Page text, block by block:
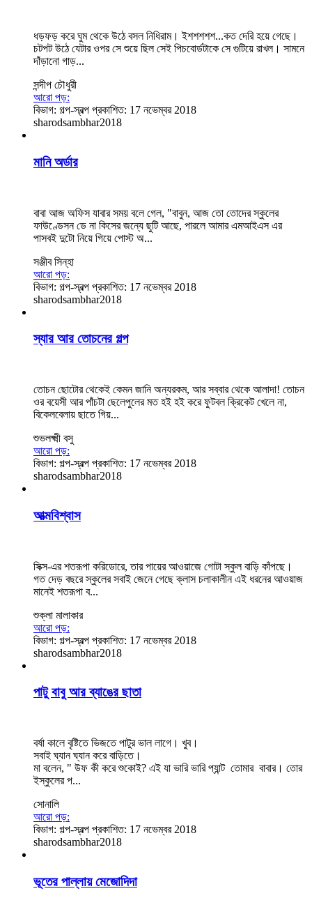
ধড়ফড় করে ঘুম থেকে উঠে বসল নিধিরাম। ইশশশশশ...কত দেরি হয়ে গেছে।
চটপট উঠে যেটার ওপর সে শুয়ে ছিল সেই পিচবোর্ডটাকে সে গুটিয়ে রাখল। সামনে
দাঁড়ানো গাড়...
সন্দীপ চৌধুরী
আরো পড়:
বিভাগ: গল্প-স্বল্প প্রকাশিত: 17 নভেম্বর 2018
sharodsambhar2018
মানি অর্ডার
বাবা আজ অফিস যাবার সময় বলে গেল, "বাবুন, আজ তো তোদের স্কুলের
ফাউণ্ডেসন ডে না কিসের জন্যে ছুটি আছে, পারলে আমার এমআইএস এর
পাসবই দুটো নিয়ে গিয়ে পোস্ট অ...
সঞ্জীব সিন্‌হা
আরো পড়:
বিভাগ: গল্প-স্বল্প প্রকাশিত: 17 নভেম্বর 2018
sharodsambhar2018
স্যার আর তোচনের গল্প
তোচন ছোটোর থেকেই কেমন জানি অন্যরকম, আর সব্বার থেকে আলাদা! তোচন
ওর বয়েসী আর পাঁচটা ছেলেপুলের মত হই হই করে ফুটবল ক্রিকেট খেলে না,
বিকেলবেলায় ছাতে গিয়...
শুভলক্ষ্মী বসু
আরো পড়:
বিভাগ: গল্প-স্বল্প প্রকাশিত: 17 নভেম্বর 2018
sharodsambhar2018
আত্মবিশ্বাস
সিক্স-এর শতরূপা করিডোরে, তার পায়ের আওয়াজে গোটা স্কুল বাড়ি কাঁপছে।
গত দেড় বছরে স্কুলের সবাই জেনে গেছে ক্লাস চলাকালীন এই ধরনের আওয়াজ
মানেই শতরূপা ব...
শুক্লা মালাকার
আরো পড়:
বিভাগ: গল্প-স্বল্প প্রকাশিত: 17 নভেম্বর 2018
sharodsambhar2018
পাটু বাবু আর ব্যাঙের ছাতা
বর্ষা কালে বৃষ্টিতে ভিজতে পাটুর ভাল লাগে। খুব।
সবাই ঘ্যান ঘ্যান করে বাড়িতে।
মা বলেন, " উফ কী করে শুকোই? এই যা ভারি ভারি প্যান্ট তোমার বাবার। তোর
ইস্কুলের প...
সোনালি
আরো পড়:
বিভাগ: গল্প-স্বল্প প্রকাশিত: 17 নভেম্বর 2018
sharodsambhar2018
ভূতের পাল্লায় মেজোদিদা